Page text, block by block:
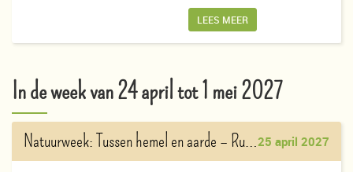
LEES MEER
In de week van 24 april tot 1 mei 2027
Natuurweek: Tussen hemel en aarde – Ruud Pleune en Lieke Deelstra 25 april 2027